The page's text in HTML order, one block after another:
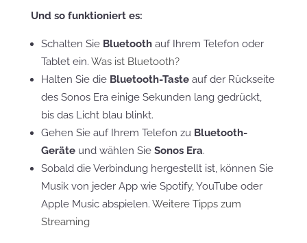
Und so funktioniert es:
Schalten Sie Bluetoothauf Ihrem Telefon oder
Tablet ein. Was ist Bluetooth?
Halten Sie die Bluetooth-Tasteauf der Rückseite
des Sonos Era einige Sekunden lang gedrückt,
bis das Licht blau blinkt.
Gehen Sie auf Ihrem Telefon zu Bluetooth-
Geräteund wählen Sie Sonos Era.
Sobald die Verbindung hergestellt ist, können Sie
Musik von jeder App wie Spotify, YouTube oder
Apple Music abspielen. Weitere Tipps zum
Streaming